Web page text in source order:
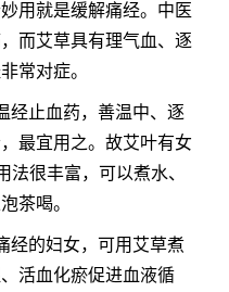
用就是缓解痛经。中医
而艾草具有理气血、逐
常对症。
经止血药，善温中、逐
最宜用之。故艾叶有女
法很丰富，可以煮水、
茶喝。
经的妇女，可用艾草煮
活血化瘀促进血液循